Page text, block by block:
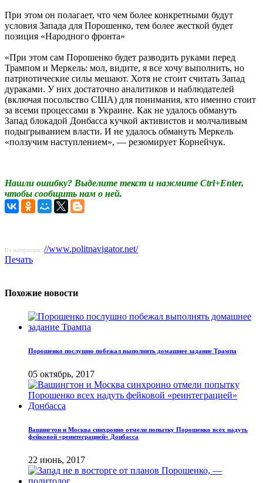
При этом он полагает, что чем более конкретными будут
условия Запада для Порошенко, тем более жесткой будет
позиция «Народного фронта»
«При этом сам Порошенко будет разводить руками перед
Трампом и Меркель: мол, видите, я все хочу выполнить, но
патриотические силы мешают. Хотя не стоит считать Запад
дураками. У них достаточно аналитиков и наблюдателей
(включая посольство США) для понимания, кто именно стоит
за всеми процессами в Украине. Как не удалось обмануть
Запад блокадой Донбасса кучкой активистов и молчаливым
подыгрыванием власти. И не удалось обмануть Меркель
«ползучим наступлением», — резюмирует Корнейчук.
Нашли ошибку? Выделите текст и нажмите Ctrl+Enter,
чтобы сообщить нам о ней.
По материалам: //www.politnavigator.net/
Печать
Похожие новости
Порошенко послушно побежал выполнять домашнее задание Трампа
05 октябрь, 2017
Вашингтон и Москва синхронно отмели попытку Порошенко всех надуть
фейковой «реинтеграцией» Донбасса
22 июнь, 2017